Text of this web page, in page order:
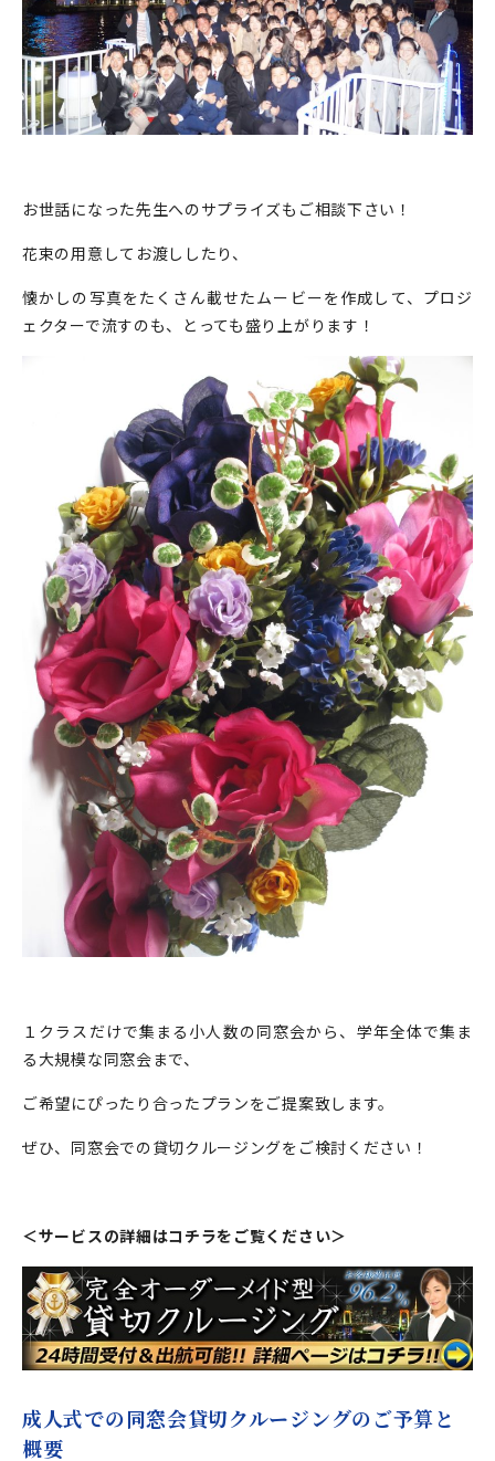
お世話になった先生へのサプライズもご相談下さい！
花束の用意してお渡ししたり、
懐かしの写真をたくさん載せたムービーを作成して、プロジ
ェクターで流すのも、とっても盛り上がります！
１クラスだけで集まる小人数の同窓会から、学年全体で集ま
る大規模な同窓会まで、
ご希望にぴったり合ったプランをご提案致します。
ぜひ、同窓会での貸切クルージングをご検討ください！
＜サービスの詳細はコチラをご覧ください＞
成人式での同窓会貸切クルージングのご予算と
概要